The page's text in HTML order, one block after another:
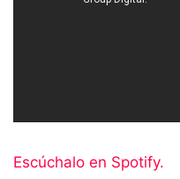
Escúchalo en Spotify.